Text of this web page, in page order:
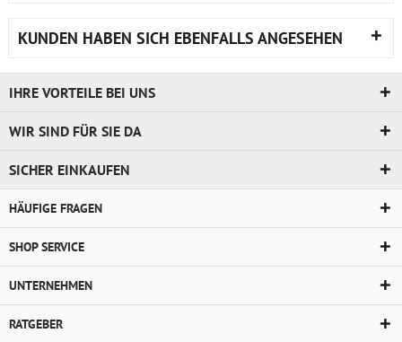
KUNDEN HABEN SICH EBENFALLS ANGESEHEN
IHRE VORTEILE BEI UNS
WIR SIND FÜR SIE DA
SICHER EINKAUFEN
HÄUFIGE FRAGEN
SHOP SERVICE
UNTERNEHMEN
RATGEBER